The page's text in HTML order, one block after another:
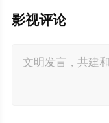
影视评论